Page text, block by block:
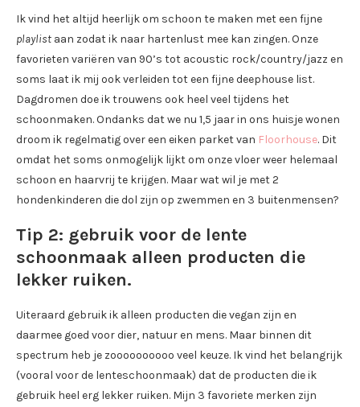
Ik vind het altijd heerlijk om schoon te maken met een fijne
playlist aan zodat ik naar hartenlust mee kan zingen. Onze
favorieten variëren van 90’s tot acoustic rock/country/jazz en
soms laat ik mij ook verleiden tot een fijne deephouse list.
Dagdromen doe ik trouwens ook heel veel tijdens het
schoonmaken. Ondanks dat we nu 1,5 jaar in ons huisje wonen
droom ik regelmatig over een eiken parket van Floorhouse. Dit
omdat het soms onmogelijk lijkt om onze vloer weer helemaal
schoon en haarvrij te krijgen. Maar wat wil je met 2
hondenkinderen die dol zijn op zwemmen en 3 buitenmensen?
Tip 2: gebruik voor de lente
schoonmaak alleen producten die
lekker ruiken.
Uiteraard gebruik ik alleen producten die vegan zijn en
daarmee goed voor dier, natuur en mens. Maar binnen dit
spectrum heb je zoooooooooo veel keuze. Ik vind het belangrijk
(vooral voor de lenteschoonmaak) dat de producten die ik
gebruik heel erg lekker ruiken. Mijn 3 favoriete merken zijn